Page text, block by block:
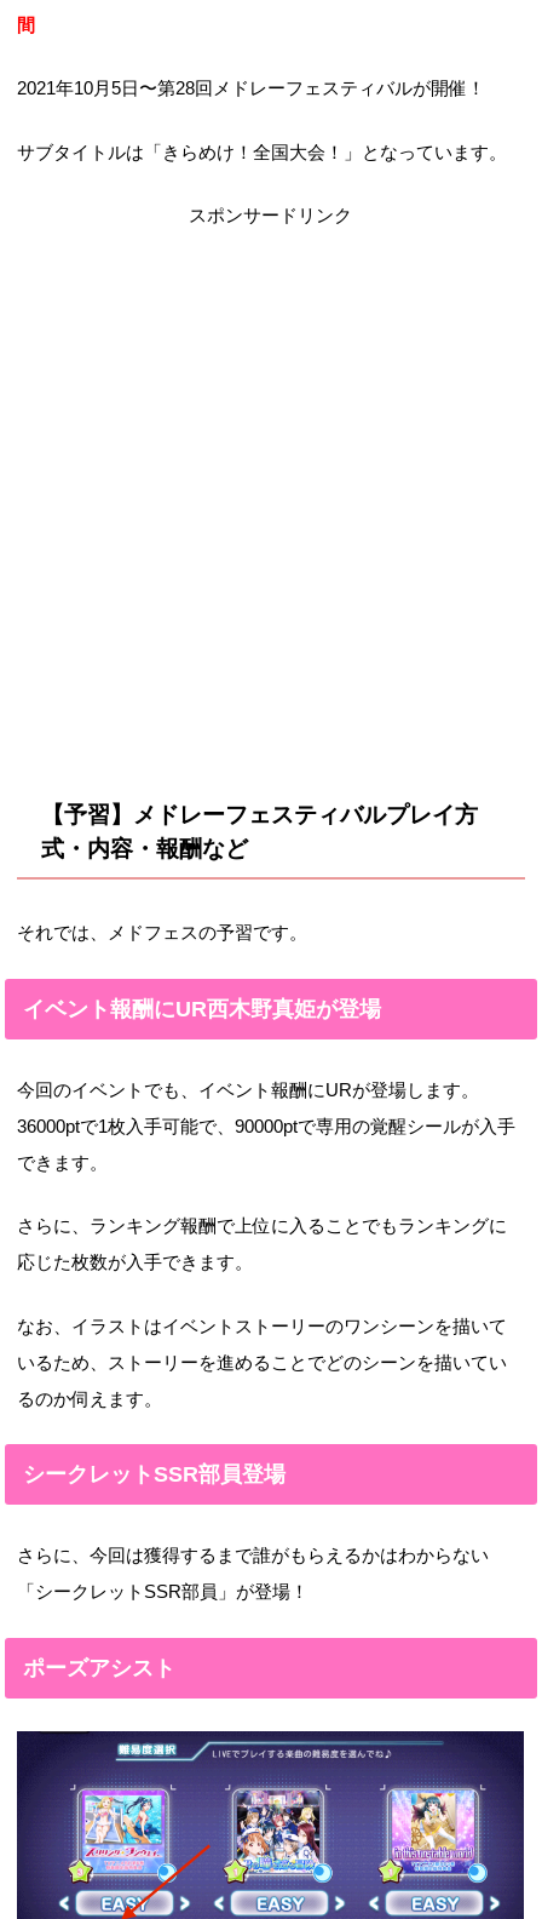
間
2021年10月5日〜第28回メドレーフェスティバルが開催！
サブタイトルは「きらめけ！全国大会！」となっています。
スポンサードリンク
【予習】メドレーフェスティバルプレイ方
式・内容・報酬など
それでは、メドフェスの予習です。
イベント報酬にUR西木野真姫が登場
今回のイベントでも、イベント報酬にURが登場します。
36000ptで1枚入手可能で、90000ptで専用の覚醒シールが入手
できます。
さらに、ランキング報酬で上位に入ることでもランキングに
応じた枚数が入手できます。
なお、イラストはイベントストーリーのワンシーンを描いて
いるため、ストーリーを進めることでどのシーンを描いてい
るのか伺えます。
シークレットSSR部員登場
さらに、今回は獲得するまで誰がもらえるかはわからない
「シークレットSSR部員」が登場！
ポーズアシスト